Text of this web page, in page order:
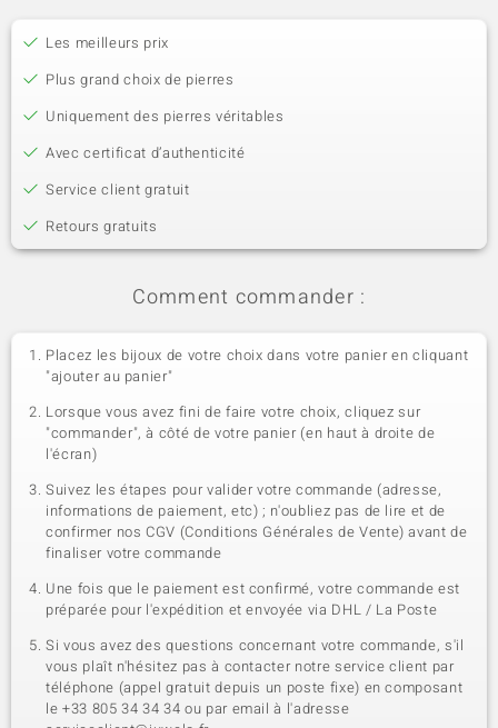
Les meilleurs prix
Plus grand choix de pierres
Uniquement des pierres véritables
Avec certificat d’authenticité
Service client gratuit
Retours gratuits
Comment commander :
Placez les bijoux de votre choix dans votre panier en cliquant
"ajouter au panier"
Lorsque vous avez fini de faire votre choix, cliquez sur
"commander", à côté de votre panier (en haut à droite de
l'écran)
Suivez les étapes pour valider votre commande (adresse,
informations de paiement, etc) ; n'oubliez pas de lire et de
confirmer nos CGV (Conditions Générales de Vente) avant de
finaliser votre commande
Une fois que le paiement est confirmé, votre commande est
préparée pour l'expédition et envoyée via DHL / La Poste
Si vous avez des questions concernant votre commande, s'il
vous plaît n'hésitez pas à contacter notre service client par
téléphone (appel gratuit depuis un poste fixe) en composant
le +33 805 34 34 34 ou par email à l'adresse